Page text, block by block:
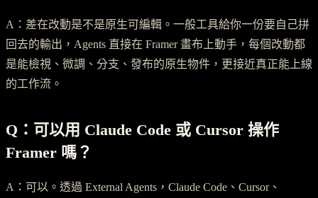
A：差在改動是不是原生可編輯。一般工具給你一份要自己拼
回去的輸出，Agents 直接在 Framer 畫布上動手，每個改動都
是能檢視、微調、分支、發布的原生物件，更接近真正能上線
的工作流。
Q：可以用 Claude Code 或 Cursor 操作
Framer 嗎？
A：可以。透過 External Agents，Claude Code、Cursor、